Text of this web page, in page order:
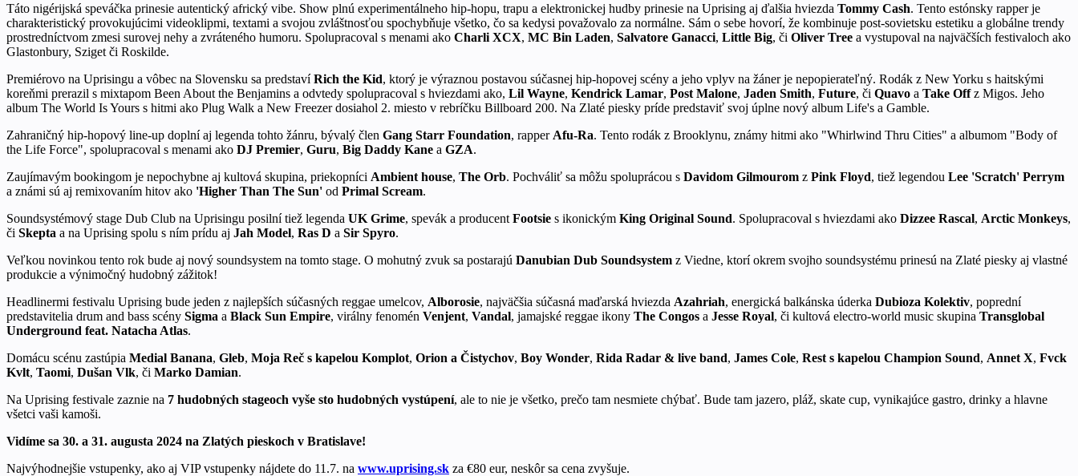
Táto nigérijská speváčka prinesie autentický africký vibe. Show plnú experimentálneho hip-hopu, trapu a elektronickej hudby prinesie na Uprising aj ďalšia hviezda Tommy Cash. Tento estónsky rapper je
charakteristický provokujúcimi videoklipmi, textami a svojou zvláštnosťou spochybňuje všetko, čo sa kedysi považovalo za normálne. Sám o sebe hovorí, že kombinuje post-sovietsku estetiku a globálne trendy
prostredníctvom zmesi surovej nehy a zvráteného humoru. Spolupracoval s menami ako Charli XCX, MC Bin Laden, Salvatore Ganacci, Little Big, či Oliver Tree a vystupoval na najväčších festivaloch ako
Glastonbury, Sziget či Roskilde.
Premiérovo na Uprisingu a vôbec na Slovensku sa predstavíRich the Kid, ktorý je výraznou postavou súčasnej hip-hopovej scény a jeho vplyv na žáner je nepopierateľný. Rodák z New Yorku s haitskými
koreňmi prerazil s mixtapom Been About the Benjamins a odvtedy spolupracoval s hviezdami ako, Lil Wayne, Kendrick Lamar, Post Malone, Jaden Smith, Future, či Quavo a Take Offz Migos. Jeho
album The World Is Yours s hitmi ako Plug Walk a New Freezer dosiahol 2. miesto v rebríčku Billboard 200. Na Zlaté piesky príde predstaviť svoj úplne nový album Life's a Gamble.
Zahraničný hip-hopový line-up doplní aj legenda tohto žánru, bývalý člen Gang Starr Foundation, rapper Afu-Ra. Tento rodák z Brooklynu, známy hitmi ako "Whirlwind Thru Cities" a albumom "Body of
the Life Force", spolupracoval s menami ako DJ Premier, Guru, Big Daddy Kane a GZA.
Zaujímavým bookingom je nepochybne aj kultová skupina, priekopníci Ambient house, The Orb. Pochváliť sa môžu spoluprácou s Davidom Gilmourom z Pink Floyd, tiež legendou Lee 'Scratch' Perrym
a známi sú aj remixovaním hitov ako 'Higher Than The Sun' od Primal Scream.
Soundsystémový stage Dub Club na Uprisingu posilní tiež legenda UK Grime, spevák a producent Footsie s ikonickým King Original Sound. Spolupracoval s hviezdami ako Dizzee Rascal, Arctic Monkeys,
či Skepta a na Uprising spolu s ním prídu aj Jah Model, Ras D a Sir Spyro.
Veľkou novinkou tento rok bude aj nový soundsystem na tomto stage. O mohutný zvuk sa postarajú Danubian Dub Soundsystem z Viedne, ktorí okrem svojho soundsystému prinesú na Zlaté piesky aj vlastné
produkcie a výnimočný hudobný zážitok!
Headlinermi festivalu Uprising bude jeden z najlepších súčasných reggae umelcov, Alborosie, najväčšia súčasná maďarská hviezda Azahriah, energická balkánska úderka Dubioza Kolektiv, poprední
predstavitelia drum and bass scény Sigma a Black Sun Empire, virálny fenomén Venjent, Vandal, jamajské reggae ikony The Congos a Jesse Royal, či kultová electro-world music skupina Transglobal
Underground feat. Natacha Atlas.
Domácu scénu zastúpia Medial Banana, Gleb, Moja Reč s kapelou Komplot, Orion a Čistychov, Boy Wonder, Rida Radar & live band, James Cole, Rest s kapelou Champion Sound, Annet X, Fvck
Kvlt, Taomi, Dušan Vlk, či Marko Damian.
Na Uprising festivale zaznie na 7 hudobných stageoch vyše sto hudobných vystúpení, ale to nie je všetko, prečo tam nesmiete chýbať. Bude tam jazero, pláž, skate cup, vynikajúce gastro, drinky a hlavne
všetci vaši kamoši.
Vidíme sa 30. a 31. augusta 2024 na Zlatých pieskoch v Bratislave!
Najvýhodnejšie vstupenky, ako aj VIP vstupenky nájdete do 11.7. na www.uprising.sk za €80 eur, neskôr sa cena zvyšuje.